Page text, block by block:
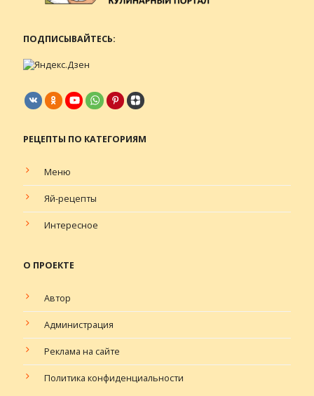
ПОДПИСЫВАЙТЕСЬ:
РЕЦЕПТЫ ПО КАТЕГОРИЯМ
Меню
Яй-рецепты
Интересное
О ПРОЕКТЕ
Автор
Администрация
Реклама на сайте
Политика конфиденциальности